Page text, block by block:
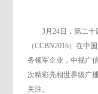
3月24日，第二十
（CCBN2016）在中
务领军企业，中视广
次精彩亮相世界级广
关注。